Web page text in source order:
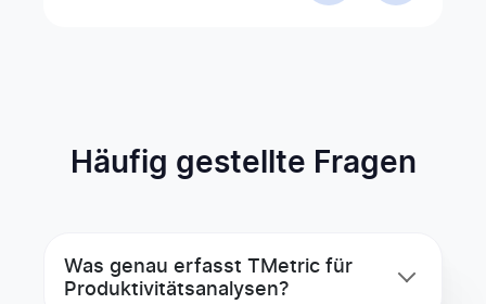
Häufig gestellte Fragen
Was genau erfasst TMetric für
Produktivitätsanalysen?